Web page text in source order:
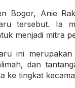
Bogor, Anie
tersebut. Ia
menjadi mitra
ini
dan
ke tingkat